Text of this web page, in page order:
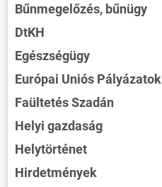
Bűnmegelőzés, bűnügy
DtKH
Egészségügy
Európai Uniós Pályázatok
Faültetés Szadán
Helyi gazdaság
Helytörténet
Hirdetmények